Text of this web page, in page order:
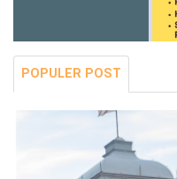
POPULER POST